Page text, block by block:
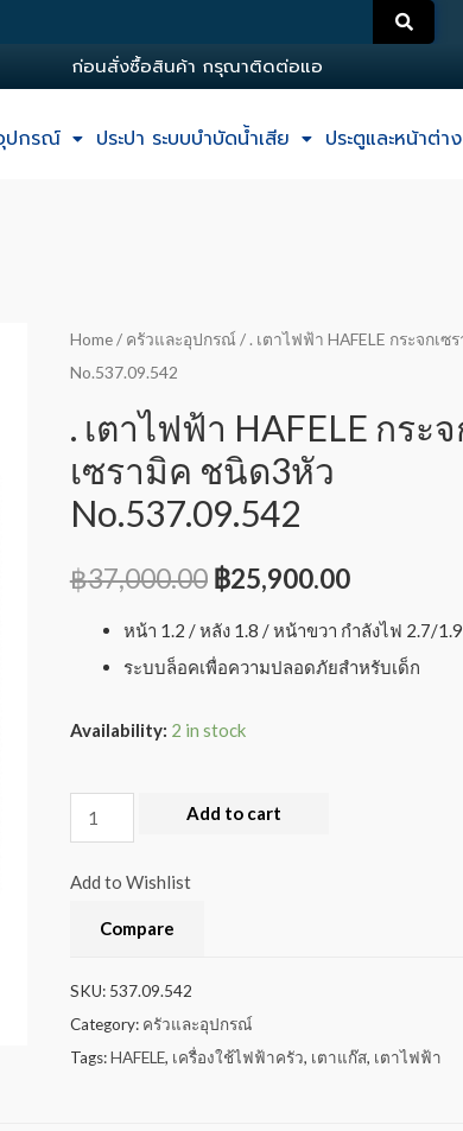
นสงซอสนคา กร ณาตดตอแอดม
ปกรณ์ ประปา ระบบบำบัดน้ำเสีย ประตูและหน้าต่าง
Home/ ครัวและอุปกรณ์/ . เตาไฟฟ้า HAFELE กระจกเซ
No.537.09.542
. เตาไฟฟ้า HAFELE กระ
เซรามิค ชนิด3หัว
No.537.09.542
฿37,000.00 ฿25,900.00
หน้า 1.2 / หลัง 1.8 / หน้าขวา กำลังไฟ 2.7/
ระบบล็อคเพื่อความปลอดภัยสำหรับเด็ก
Availability: 2 in stock
Add to cart
Add to Wishlist
Compare
SKU: 537.09.542
Category: ครัวและอุปกรณ์
Tags:HAFELE, เครื่องใช้ไฟฟ้าครัว, เตาแก๊ส, เตาไฟฟ้า